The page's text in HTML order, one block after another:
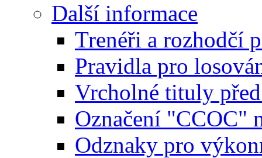
Další informace
Trenéři a rozhodčí
Pravidla pro
Vrcholné tituly
Označení "CCOC"
Odznaky pro